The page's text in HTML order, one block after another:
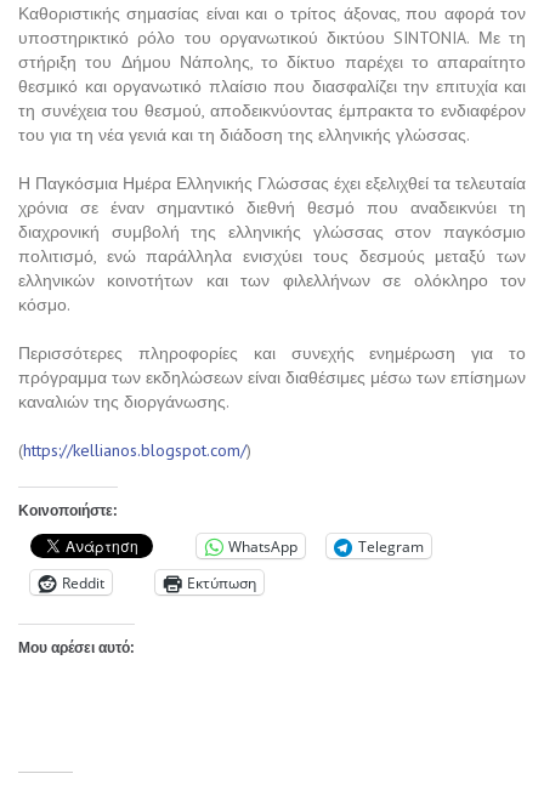
Καθοριστικής σημασίας είναι και ο τρίτος άξονας, που αφορά τον
υποστηρικτικό ρόλο του οργανωτικού δικτύου SINTONIA. Με τη
στήριξη του Δήμου Νάπολης, το δίκτυο παρέχει το απαραίτητο
θεσμικό και οργανωτικό πλαίσιο που διασφαλίζει την επιτυχία και
τη συνέχεια του θεσμού, αποδεικνύοντας έμπρακτα το ενδιαφέρον
του για τη νέα γενιά και τη διάδοση της ελληνικής γλώσσας.
Η Παγκόσμια Ημέρα Ελληνικής Γλώσσας έχει εξελιχθεί τα τελευταία
χρόνια σε έναν σημαντικό διεθνή θεσμό που αναδεικνύει τη
διαχρονική συμβολή της ελληνικής γλώσσας στον παγκόσμιο
πολιτισμό, ενώ παράλληλα ενισχύει τους δεσμούς μεταξύ των
ελληνικών κοινοτήτων και των φιλελλήνων σε ολόκληρο τον
κόσμο.
Περισσότερες πληροφορίες και συνεχής ενημέρωση για το
πρόγραμμα των εκδηλώσεων είναι διαθέσιμες μέσω των επίσημων
καναλιών της διοργάνωσης.
(https://kellianos.blogspot.com/)
Κοινοποιήστε:
WhatsApp
Telegram
Reddit
Εκτύπωση
Μου αρέσει αυτό: